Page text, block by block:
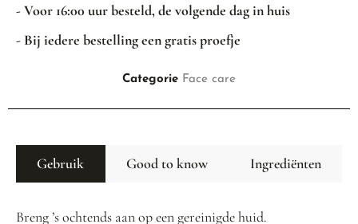
- Voor 16:00 uur besteld, de volgende dag in huis
- Bij iedere bestelling een gratis proefje
Categorie Face care
Gebruik Good to know Ingrediënten
Breng ’s ochtends aan op een gereinigde huid.